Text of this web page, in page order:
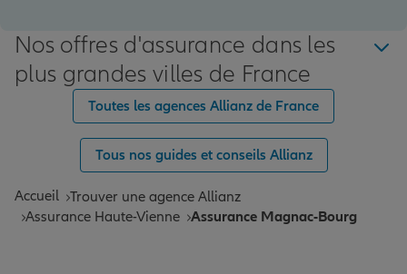
Nos offres d'assurance dans les
plus grandes villes de France
Toutes les agences Allianz de France
Tous nos guides et conseils Allianz
Accueil Trouver une agence Allianz
Assurance Haute-Vienne Assurance Magnac-Bourg